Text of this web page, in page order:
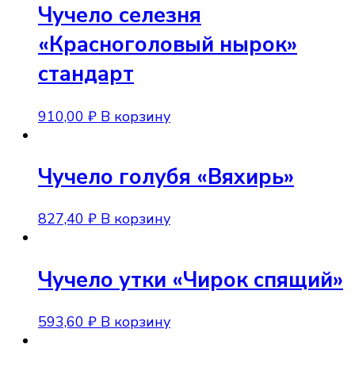
Чучело селезня
«Красноголовый нырок»
стандарт
910,00 ₽ В корзину
Чучело голубя «Вяхирь»
827,40 ₽ В корзину
Чучело утки «Чирок спящий»
593,60 ₽ В корзину